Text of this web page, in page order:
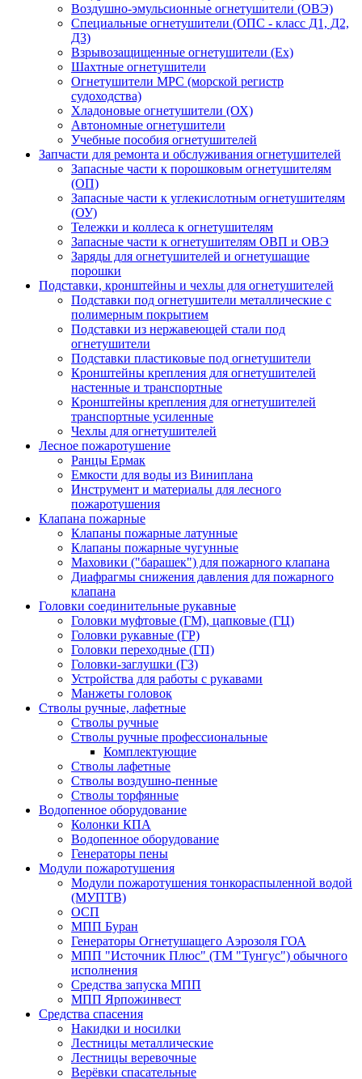
Воздушно-эмульсионные огнетушители (ОВЭ)
Специальные огнетушители (ОПС - класс Д1, Д2,
Д3)
Взрывозащищенные огнетушители (Ex)
Шахтные огнетушители
Огнетушители МРС (морской регистр
судоходства)
Хладоновые огнетушители (ОХ)
Автономные огнетушители
Учебные пособия огнетушителей
Запчасти для ремонта и обслуживания огнетушителей
Запасные части к порошковым огнетушителям
(ОП)
Запасные части к углекислотным огнетушителям
(ОУ)
Тележки и коллеса к огнетушителям
Запасные части к огнетушителям ОВП и ОВЭ
Заряды для огнетушителей и огнетушащие
порошки
Подставки, кронштейны и чехлы для огнетушителей
Подставки под огнетушители металлические с
полимерным покрытием
Подставки из нержавеющей стали под
огнетушители
Подставки пластиковые под огнетушители
Кронштейны крепления для огнетушителей
настенные и транспортные
Кронштейны крепления для огнетушителей
транспортные усиленные
Чехлы для огнетушителей
Лесное пожаротушение
Ранцы Ермак
Емкости для воды из Виниплана
Инструмент и материалы для лесного
пожаротушения
Клапана пожарные
Клапаны пожарные латунные
Клапаны пожарные чугунные
Маховики ("барашек") для пожарного клапана
Диафрагмы снижения давления для пожарного
клапана
Головки соединительные рукавные
Головки муфтовые (ГМ), цапковые (ГЦ)
Головки рукавные (ГР)
Головки переходные (ГП)
Головки-заглушки (ГЗ)
Устройства для работы с рукавами
Манжеты головок
Стволы ручные, лафетные
Стволы ручные
Стволы ручные профессиональные
Комплектующие
Стволы лафетные
Стволы воздушно-пенные
Стволы торфянные
Водопенное оборудование
Колонки КПА
Водопенное оборудование
Генераторы пены
Модули пожаротушения
Модули пожаротушения тонкораспыленной водой
(МУПТВ)
ОСП
МПП Буран
Генераторы Огнетушащего Аэрозоля ГОА
МПП "Источник Плюс" (ТМ "Тунгус") обычного
исполнения
Средства запуска МПП
МПП Ярпожинвест
Средства спасения
Накидки и носилки
Лестницы металлические
Лестницы веревочные
Верёвки спасательные